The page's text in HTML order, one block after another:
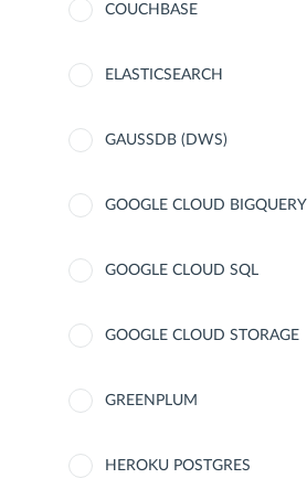
COUCHBASE
ELASTICSEARCH
GAUSSDB (DWS)
GOOGLE CLOUD BIGQUERY
GOOGLE CLOUD SQL
GOOGLE CLOUD STORAGE
GREENPLUM
HEROKU POSTGRES